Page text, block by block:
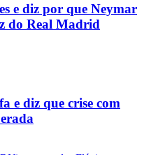
e diz por que Neymar
do Real Madrid
e diz que crise com